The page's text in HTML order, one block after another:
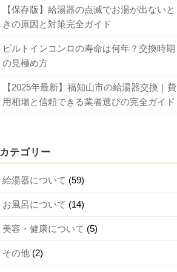
【保存版】給湯器の点滅でお湯が出ないと
きの原因と対策完全ガイド
ビルトインコンロの寿命は何年？交換時期
の見極め方
【2025年最新】福知山市の給湯器交換｜費
用相場と信頼できる業者選びの完全ガイド
カテゴリー
給湯器について (59)
お風呂について (14)
美容・健康について (5)
その他 (2)